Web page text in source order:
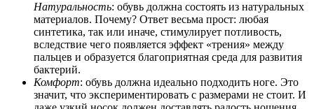
Натуральность: обувь должна состоять из натуральных
материалов. Почему? Ответ весьма прост: любая
синтетика, так или иначе, стимулирует потливость,
вследствие чего появляется эффект «трения» между
пальцев и образуется благоприятная среда для развития
бактерий.
Комфорт: обувь должна идеально подходить ноге. Это
значит, что экспериментировать с размерами не стоит. И